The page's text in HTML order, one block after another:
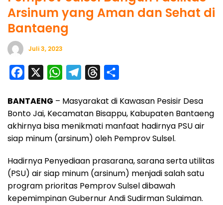
Arsinum yang Aman dan Sehat di
Bantaeng
Juli 3, 2023
c
e
b
o
k
W
a
t
s
p
p
l
e
g
a
m
r
e
a
s
a
r
e
BANTAENG – Masyarakat di Kawasan Pesisir Desa
Bonto Jai, Kecamatan Bisappu, Kabupaten Bantaeng
akhirnya bisa menikmati manfaat hadirnya PSU air
siap minum (arsinum) oleh Pemprov Sulsel.
Hadirnya Penyediaan prasarana, sarana serta utilitas
(PSU) air siap minum (arsinum) menjadi salah satu
program prioritas Pemprov Sulsel dibawah
kepemimpinan Gubernur Andi Sudirman Sulaiman.